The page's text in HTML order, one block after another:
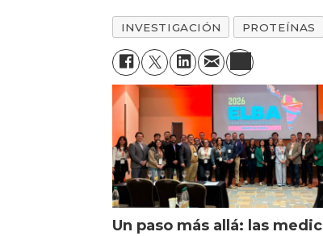
INVESTIGACIÓN PROTEÍNAS
Un paso más allá: las